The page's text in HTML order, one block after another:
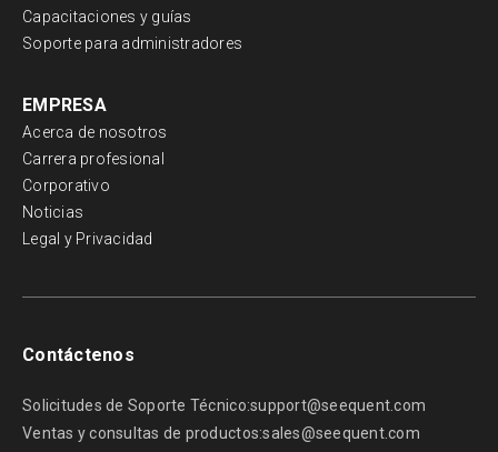
Capacitaciones y guías
Soporte para administradores
EMPRESA
Acerca de nosotros
Carrera profesional
Corporativo
Noticias
Legal y Privacidad
Contáctenos
Solicitudes de Soporte Técnico:support@seequent.com
Ventas y consultas de productos:sales@seequent.com